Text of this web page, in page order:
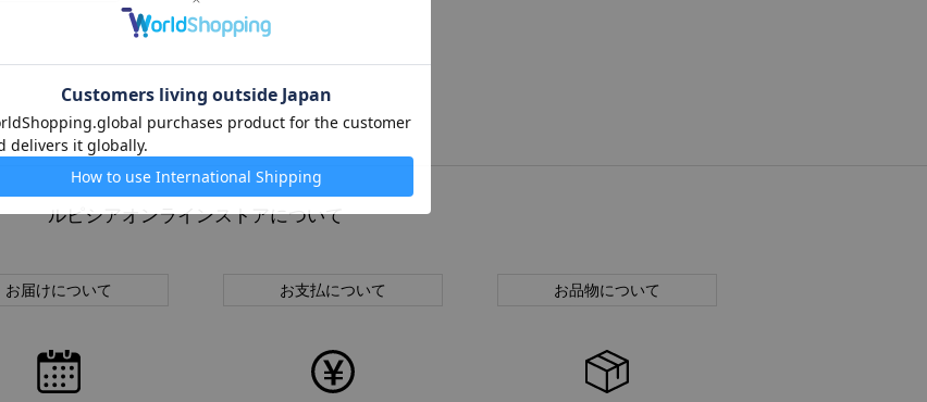
ルピシアオンラインストアについて
お届けについて お支払について お品物について